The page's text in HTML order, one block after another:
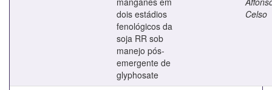
dois estádios
fenológicos da
soja RR sob
manejo pós-
emergente de
glyphosate
Celso